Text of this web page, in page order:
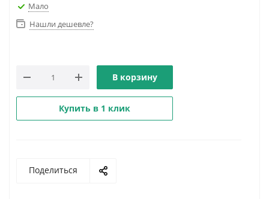
Мало
Нашли дешевле?
В корзину
Купить в 1 клик
Поделиться